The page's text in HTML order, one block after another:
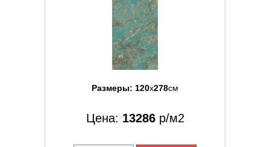
Размеры: 120x278см
Цена: 13286р/м2